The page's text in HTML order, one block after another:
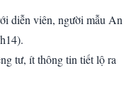
diễn viên, người mẫu An
tư, ít thông tin tiết lộ ra